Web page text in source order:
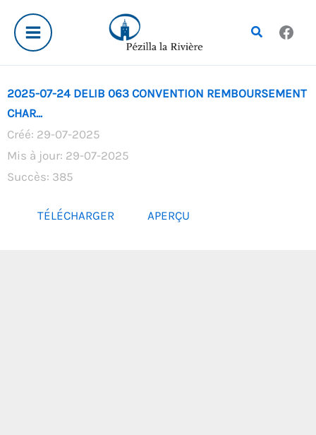
contenu
Rechercher
2025-07-24 DELIB 063 CONVENTION REMBOURSEMENT
CHAR...
Créé: 29-07-2025
Mis à jour: 29-07-2025
Succès: 385
TÉLÉCHARGER APERÇU